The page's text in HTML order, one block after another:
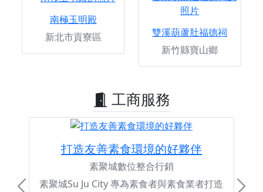
南極玉明殿
新北市貢寮區
雙溪葫蘆肚福德祠
新竹縣寶山鄉
工商服務
打造友善素食環境的好夥伴
素聚城數位整合行銷
素聚城Su Ju City 專為素食者與素食業者打造